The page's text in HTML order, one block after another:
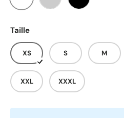
Taille
XS S M
XXL XXXL
Blanc Gris Noir